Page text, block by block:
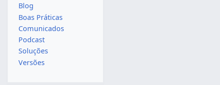
Blog
Boas Práticas
Comunicados
Podcast
Soluções
Versões